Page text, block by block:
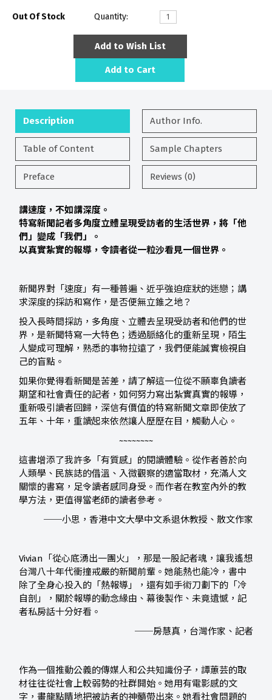
Out Of Stock Quantity:
Add to Wish List
Add to Cart
Description Author Info.
Table of Content Sample Chapters
Preface Reviews (0)
講速度，不如講深度。
特寫新聞記者多角度立體呈現受訪者的生活世界，將「他
們」變成 「我們」。
以真實紮實的報導，令讀者從一粒沙看見一個世界。
新聞界對「速度」有一種普遍、近乎強迫症狀的迷戀；講
求深度的採訪和寫作，是否便無立錐之地？
投入長時間採訪，多角度、立體去呈現受訪者和他們的世
界，是新聞特寫一大特色；透過脈絡化的重新呈現，陌生
人變成可理解，熟悉的事物拉遠了，我們便能誠實檢視自
己的盲點。
如果你覺得看新聞是苦差，請了解這一位從不願辜負讀者
期望和社會責任的記者，如何努力寫出紮實真實的報導，
重新吸引讀者回歸，深信有價值的特寫新聞文章即使放了
五年、十年，重讀起來依然讓人歷歷在目，觸動人心。
~~~~~~~~
這書增添了我許多「有質感」的閱讀體驗。從作者善於向
人類學、民族誌的借溫、入微觀察的適當取材，充滿人文
關懷的書寫，足令讀者感同身受。而作者在教室內外的教
學方法，更值得當老師的讀者參考。
──小思，香港中文大學中文系退休教授、散文作家
Vivian「從心底湧出一團火」，那是一股記者魂，讓我遙想
台灣八十年代衝撞戒嚴的新聞前輩。她能熱也能冷，書中
除了全身心投入的「熱報導」，還有如手術刀劃下的「冷
自剖」，關於報導的動念緣由、幕後製作、未竟遺憾，記
者私房話十分好看。
──房慧真，台灣作家、記者
作為一個推動公義的傳媒人和公共知識份子，譚蕙芸的取
材往往從社會上較弱勢的社群開始。她用有電影感的文
字，畫龍點睛地把被訪者的神髓帶出來。她看社會問題的